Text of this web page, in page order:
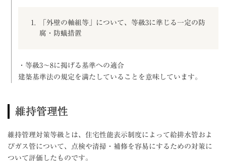
「外壁の軸組等」について、等級3に準じる一定の防
腐・防蟻措置
・等級3～8に掲げる基準への適合
建築基準法の規定を満たしていることを意味しています。
維持管理性
維持管理対策等級とは、住宅性能表示制度によって給排水管およ
びガス管について、点検や清掃・補修を容易にするための対策に
ついて評価したものです。